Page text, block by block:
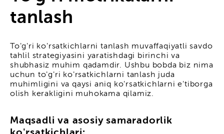
tanlash
To'g'ri ko'rsatkichlarni tanlash muvaffaqiyatli savdo
tahlil strategiyasini yaratishdagi birinchi va
shubhasiz muhim qadamdir. Ushbu bobda biz nima
uchun to'g'ri ko'rsatkichlarni tanlash juda
muhimligini va qaysi aniq ko'rsatkichlarni e'tiborga
olish kerakligini muhokama qilamiz.
Maqsadli va asosiy samaradorlik